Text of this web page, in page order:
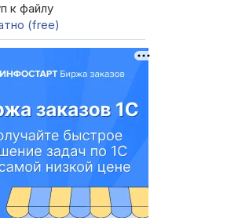
к файлу
(free)